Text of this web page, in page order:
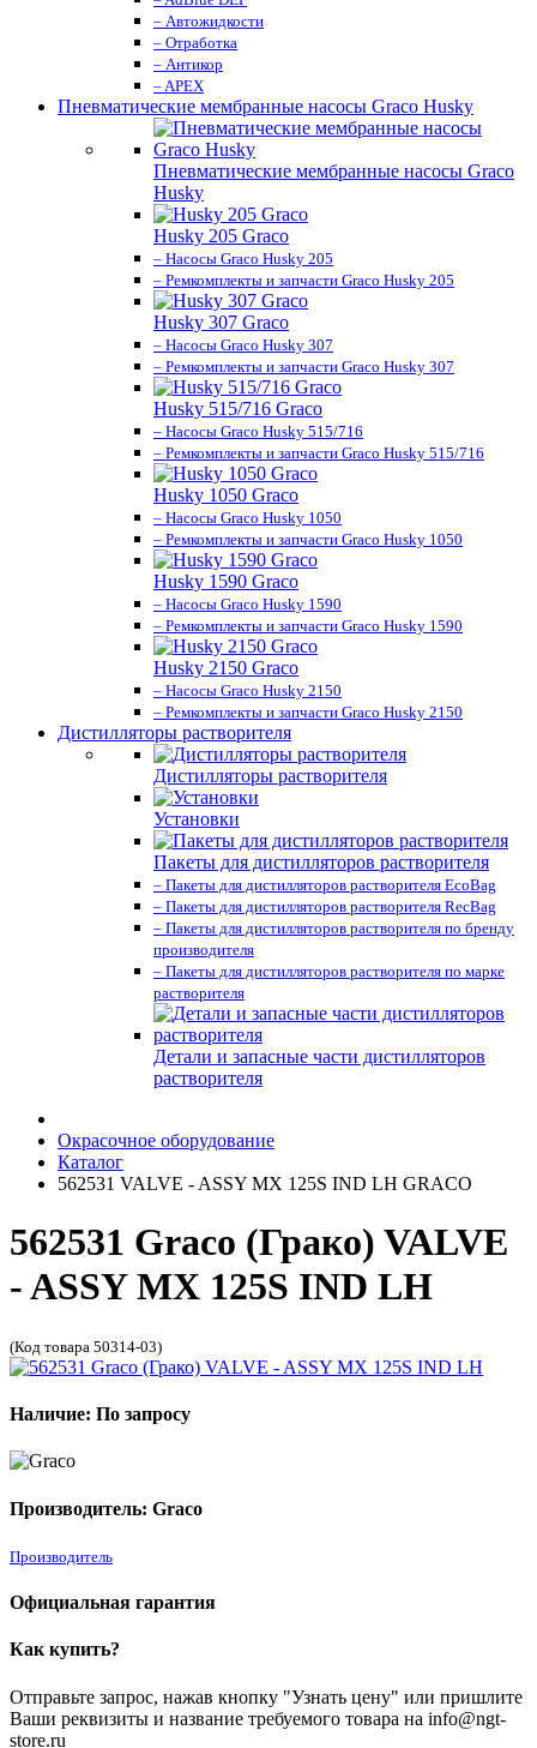
– Автожидкости
– Отработка
– Антикор
– APEX
Пневматические мембранные насосы Graco Husky
Пневматические мембранные насосы Graco
Husky
Husky 205 Graco
– Насосы Graco Husky 205
– Ремкомплекты и запчасти Graco Husky 205
Husky 307 Graco
– Насосы Graco Husky 307
– Ремкомплекты и запчасти Graco Husky 307
Husky 515/716 Graco
– Насосы Graco Husky 515/716
– Ремкомплекты и запчасти Graco Husky 515/716
Husky 1050 Graco
– Насосы Graco Husky 1050
– Ремкомплекты и запчасти Graco Husky 1050
Husky 1590 Graco
– Насосы Graco Husky 1590
– Ремкомплекты и запчасти Graco Husky 1590
Husky 2150 Graco
– Насосы Graco Husky 2150
– Ремкомплекты и запчасти Graco Husky 2150
Дистилляторы растворителя
Дистилляторы растворителя
Установки
Пакеты для дистилляторов растворителя
– Пакеты для дистилляторов растворителя EcoBag
– Пакеты для дистилляторов растворителя RecBag
– Пакеты для дистилляторов растворителя по бренду
производителя
– Пакеты для дистилляторов растворителя по марке
растворителя
Детали и запасные части дистилляторов
растворителя
Окрасочное оборудование
Каталог
562531 VALVE - ASSY MX 125S IND LH GRACO
562531 Graco (Грако) VALVE
- ASSY MX 125S IND LH
(Код товара 50314-03)
Наличие: По запросу
Производитель: Graco
Производитель
Официальная гарантия
Как купить?
Отправьте запрос, нажав кнопку "Узнать цену" или пришлите
Ваши реквизиты и название требуемого товара на info@ngt-
store.ru